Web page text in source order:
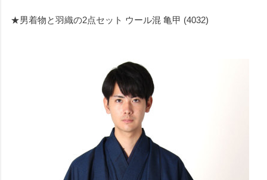
★男着物と羽織の2点セット ウール混 亀甲 (4032)